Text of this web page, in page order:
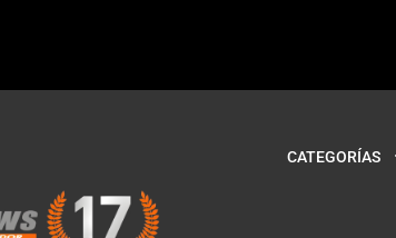
CATEGORÍAS